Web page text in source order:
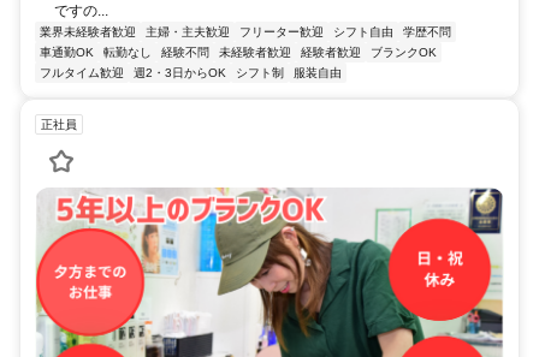
ですの...
業界未経験者歓迎 主婦・主夫歓迎 フリーター歓迎 シフト自由
学歴不問
車通勤OK
転勤なし 経験不問 未経験者歓迎 経験者歓迎
ブランクOK
フルタイム歓迎
週2・3日からOK シフト制 服装自由
正社員